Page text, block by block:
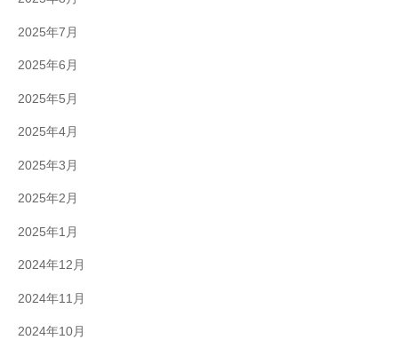
2025年7月
2025年6月
2025年5月
2025年4月
2025年3月
2025年2月
2025年1月
2024年12月
2024年11月
2024年10月